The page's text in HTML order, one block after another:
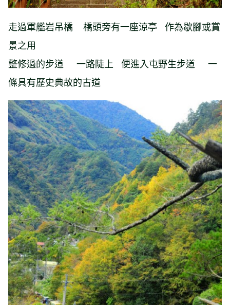
走過軍艦岩吊橋 橋頭旁有一座涼亭 作為歇腳或賞
景之用
整修過的步道 一路陡上 便進入屯野生步道 一
條具有歷史典故的古道